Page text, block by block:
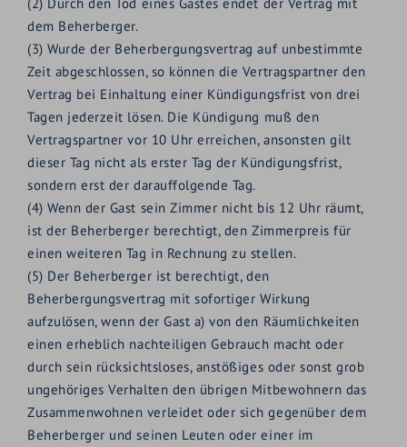
dem Beherberger.
(3) Wurde der Beherbergungsvertrag auf unbestimmte
Zeit abgeschlossen, so können die Vertragspartner den
Vertrag bei Einhaltung einer Kündigungsfrist von drei
Tagen jederzeit lösen. Die Kündigung muß den
Vertragspartner vor 10 Uhr erreichen, ansonsten gilt
dieser Tag nicht als erster Tag der Kündigungsfrist,
sondern erst der darauffolgende Tag.
(4) Wenn der Gast sein Zimmer nicht bis 12 Uhr räumt,
ist der Beherberger berechtigt, den Zimmerpreis für
einen weiteren Tag in Rechnung zu stellen.
(5) Der Beherberger ist berechtigt, den
Beherbergungsvertrag mit sofortiger Wirkung
aufzulösen, wenn der Gast a) von den Räumlichkeiten
einen erheblich nachteiligen Gebrauch macht oder
durch sein rücksichtsloses, anstößiges oder sonst grob
ungehöriges Verhalten den übrigen Mitbewohnern das
Zusammenwohnen verleidet oder sich gegenüber dem
Beherberger und seinen Leuten oder einer im